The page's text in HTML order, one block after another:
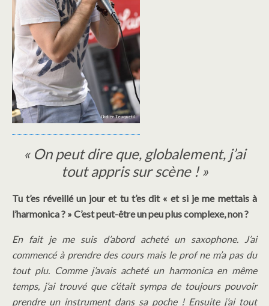
« On peut dire que, globalement, j’ai
tout appris sur scène ! »
Tu t’es réveillé un jour et tu t’es dit « et si je me mettais à
l’harmonica ? » C’est peut-être un peu plus complexe, non ?
En fait je me suis d’abord acheté un saxophone. J’ai
commencé à prendre des cours mais le prof ne m’a pas du
tout plu. Comme j’avais acheté un harmonica en même
temps, j’ai trouvé que c’était sympa de toujours pouvoir
prendre un instrument dans sa poche ! Ensuite j’ai tout